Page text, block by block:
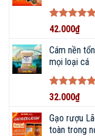
Được xếp
hạng55
sao
42.000₫
Cám nền
mọi loại cá
Được xếp
hạng55
sao
32.000₫
Gạo rượu
toàn trong